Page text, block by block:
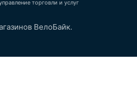
торговли и услуг
ВелоБайк.